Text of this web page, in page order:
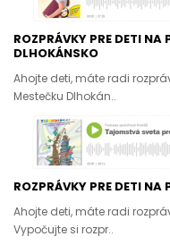
ROZPRÁVKY PRE DETI NA
DLHOKÁNSKO
Ahojte deti, máte radi
Mestečku Dlhokán..
ROZPRÁVKY PRE DETI
Ahojte deti, máte radi
Vypočujte si rozpr..